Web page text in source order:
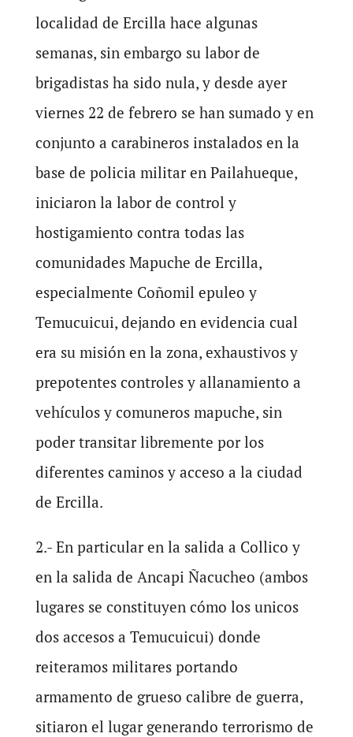
localidad de Ercilla hace algunas
semanas, sin embargo su labor de
brigadistas ha sido nula, y desde ayer
viernes 22 de febrero se han sumado y en
conjunto a carabineros instalados en la
base de policia militar en Pailahueque,
iniciaron la labor de control y
hostigamiento contra todas las
comunidades Mapuche de Ercilla,
especialmente Coñomil epuleo y
Temucuicui, dejando en evidencia cual
era su misión en la zona, exhaustivos y
prepotentes controles y allanamiento a
vehículos y comuneros mapuche, sin
poder transitar libremente por los
diferentes caminos y acceso a la ciudad
de Ercilla.
2.- En particular en la salida a Collico y
en la salida de Ancapi Ñacucheo (ambos
lugares se constituyen cómo los unicos
dos accesos a Temucuicui) donde
reiteramos militares portando
armamento de grueso calibre de guerra,
sitiaron el lugar generando terrorismo de